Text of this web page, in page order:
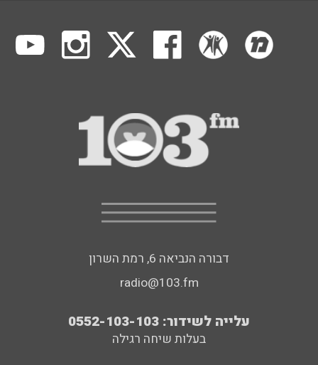
דבורה הנביאה 6, רמת השרון
radio@103.fm
עלייה לשידור: 0552-103-103
בעלות שיחה רגילה